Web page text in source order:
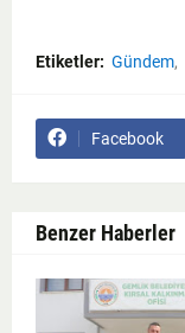
Etiketler: Gündem
Facebook
Benzer Haberler